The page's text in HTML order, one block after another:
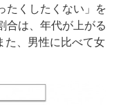
たくしたくない」を
合は、年代が上がる
た、男性に比べて女